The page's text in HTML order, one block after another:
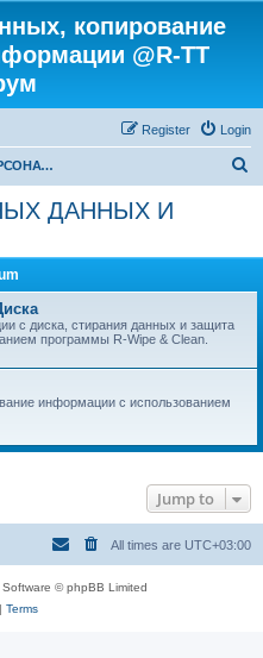
копирование
@R-TT
Login
Register
ЗАЩИТА ПЕРСОНАЛЬНЫХ ДАННЫХ И БЕЗОПАСНОСТЬ
ДАННЫХ И
с диска, стирания данных и защита
программы R-Wipe & Clean.
информации с использованием
Jump to
All times are UTC+03:00
© phpBB Limited
Terms